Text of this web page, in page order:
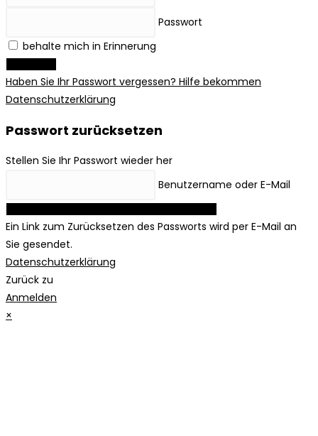
Passwort
behalte mich in Erinnerung
Haben Sie Ihr Passwort vergessen? Hilfe bekommen
Datenschutzerklärung
Passwort zurücksetzen
Stellen Sie Ihr Passwort wieder her
Benutzername oder E-Mail
Ein Link zum Zurücksetzen des Passworts wird per E-Mail an
Sie gesendet.
Datenschutzerklärung
Zurück zu
Anmelden
×